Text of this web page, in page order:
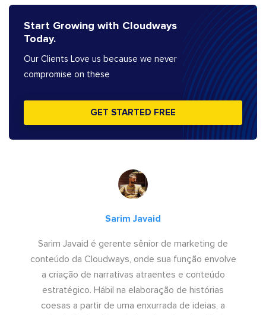
Start Growing with Cloudways
Today.
Our Clients Love us because we never
compromise on these
GET STARTED FREE
Sarim Javaid
Sarim Javaid é gerente sênior de marketing de
conteúdo da Cloudways, onde sua função envolve
a criação de narrativas atraentes e conteúdo
estratégico. Hábil na elaboração de histórias
coesas a partir de uma enxurrada de ideias, a